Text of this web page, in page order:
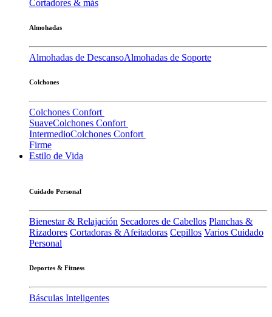
Cortadores & más
Almohadas
Almohadas de DescansoAlmohadas de Soporte
Colchones
Colchones Confort
SuaveColchones Confort
IntermedioColchones Confort
Firme
Estilo de Vida
Cuidado Personal
Bienestar & Relajación Secadores de Cabellos Planchas &
Rizadores Cortadoras & Afeitadoras Cepillos Varios Cuidado
Personal
Deportes & Fitness
Básculas Inteligentes